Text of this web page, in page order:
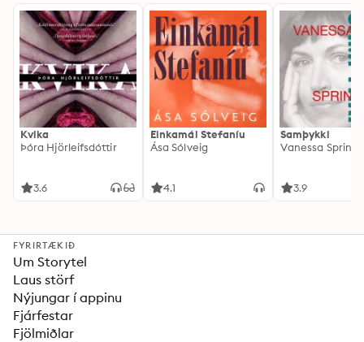
Kvika
Þóra Hjörleifsdóttir
3.6
Einkamál Stefaníu
Ása Sólveig
4.1
Samþykki
Vanessa
3.9
FYRIRTÆKIÐ
Um Storytel
Laus störf
Nýjungar í appinu
Fjárfestar
Fjölmiðlar